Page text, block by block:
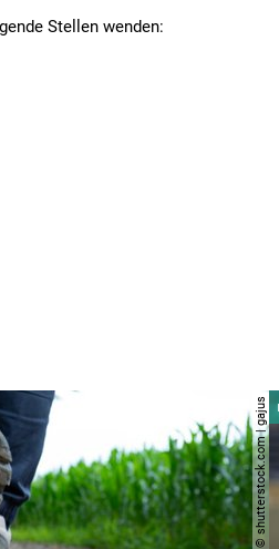
Stellen wenden:
© shutterstock.com | gajus